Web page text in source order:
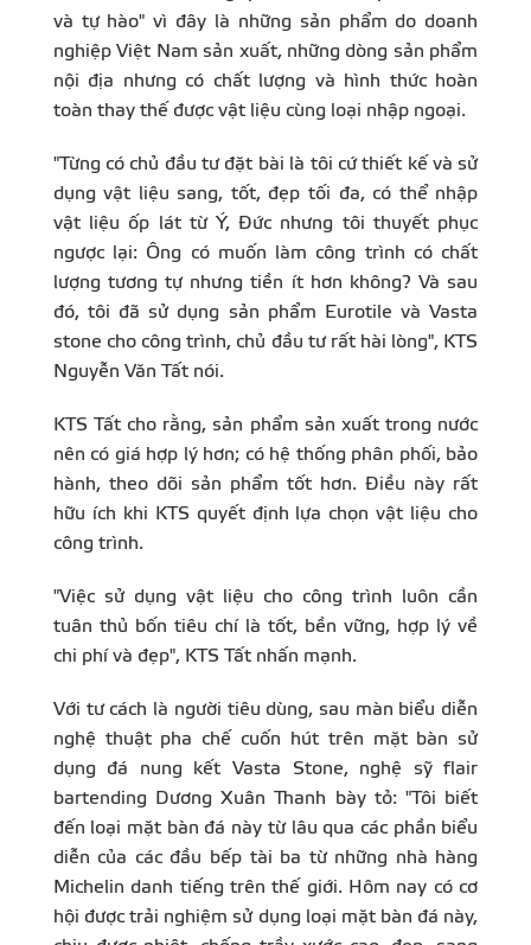
và tự hào" vì đây là những sản phẩm do doanh
nghiệp Việt Nam sản xuất, những dòng sản phẩm
nội địa nhưng có chất lượng và hình thức hoàn
toàn thay thế được vật liệu cùng loại nhập ngoại.
"Từng có chủ đầu tư đặt bài là tôi cứ thiết kế và sử
dụng vật liệu sang, tốt, đẹp tối đa, có thể nhập
vật liệu ốp lát từ Ý, Đức nhưng tôi thuyết phục
ngược lại: Ông có muốn làm công trình có chất
lượng tương tự nhưng tiền ít hơn không? Và sau
đó, tôi đã sử dụng sản phẩm Eurotile và Vasta
stone cho công trình, chủ đầu tư rất hài lòng", KTS
Nguyễn Văn Tất nói.
KTS Tất cho rằng, sản phẩm sản xuất trong nước
nên có giá hợp lý hơn; có hệ thống phân phối, bảo
hành, theo dõi sản phẩm tốt hơn. Điều này rất
hữu ích khi KTS quyết định lựa chọn vật liệu cho
công trình.
"Việc sử dụng vật liệu cho công trình luôn cần
tuân thủ bốn tiêu chí là tốt, bền vững, hợp lý về
chi phí và đẹp", KTS Tất nhấn mạnh.
Với tư cách là người tiêu dùng, sau màn biểu diễn
nghệ thuật pha chế cuốn hút trên mặt bàn sử
dụng đá nung kết Vasta Stone, nghệ sỹ flair
bartending Dương Xuân Thanh bày tỏ: "Tôi biết
đến loại mặt bàn đá này từ lâu qua các phần biểu
diễn của các đầu bếp tài ba từ những nhà hàng
Michelin danh tiếng trên thế giới. Hôm nay có cơ
hội được trải nghiệm sử dụng loại mặt bàn đá này,